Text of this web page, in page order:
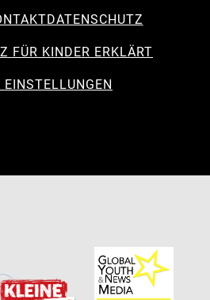
DATENSCHUTZ
FÜR KINDER ERKLÄRT
EINSTELLUNGEN